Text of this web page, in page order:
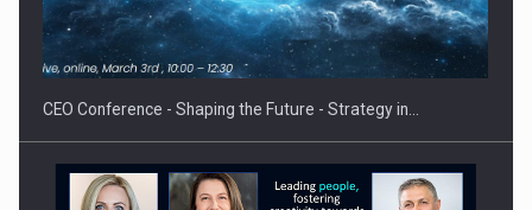
Proteinmaxxing and the Future of Protein Demand
CEO Conference - Shaping the Future - Strategy in…